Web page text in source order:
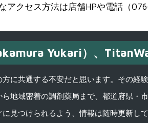
クセス方法は店舗HPや電話（
Yukari）、
に共通する不安だと思います。その経
地域密着の調剤薬局まで、都道府県・
見つけられるよう、情報は随時更新し